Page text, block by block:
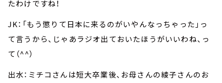
たわけですね！
JK：「もう懲りて日本に来るのがいやんなっちゃった」っ
て言うから、じゃあラジオ出ておいたほうがいいわね、っ
て（^^）
出水：ミチコさんは短大卒業後、お母さんの綾子さんのお